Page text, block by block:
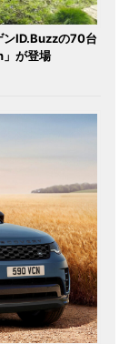
ンID.Buzzの70台
が登場